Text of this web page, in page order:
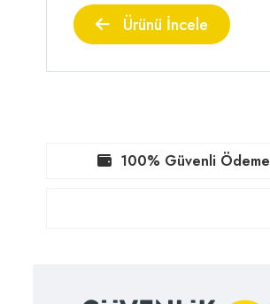
Ürünü İncele
100% Güvenli Ödeme